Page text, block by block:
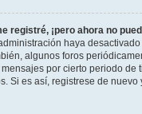
registré, ¡pero ahora no
haya
algunos foros
por cierto periodo de
Si es así, registrese de nuevo